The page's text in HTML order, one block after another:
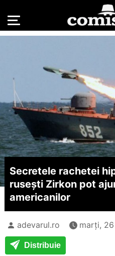
Secretele rachetei
rusești Zirkon pot
americanilor
adevarul.ro marți,
Distribuie